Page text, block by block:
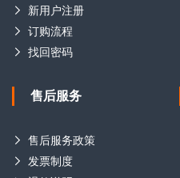
新用户注册
订购流程
找回密码
售后服务
售后服务政策
发票制度